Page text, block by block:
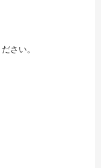
さい。